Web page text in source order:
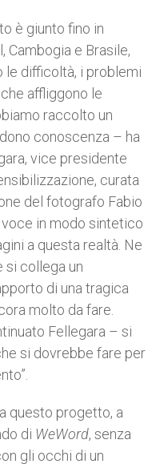
è giunto fino in
Cambogia e Brasile,
le difficoltà, i problemi
affliggono le
raccolto un
conoscenza – ha
vice presidente
curata
del fotografo Fabio
in modo sintetico
a questa realtà. Ne
si collega un
di una tragica
molto da fare.
Fellegara – si
si dovrebbe fare per
questo progetto, a
di WeWord, senza
gli occhi di un